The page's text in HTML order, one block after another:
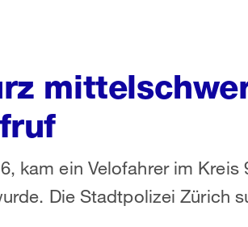
kam ein Velofahrer im Kreis
Die Stadtpolizei Zürich